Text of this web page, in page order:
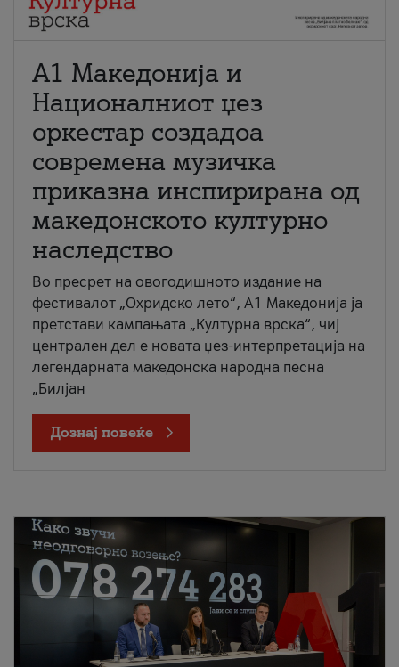
А1 Македонија и
Националниот џез
оркестар создадоа
современа музичка
приказна инспирирана од
македонското културно
наследство
Во пресрет на овогодишното издание на
фестивалот „Охридско лето“, А1 Македонија ја
претстави кампањата „Културна врска“, чиј
централен дел е новата џез-интерпретација на
легендарната македонска народна песна
„Билјан
Дознај повеќе